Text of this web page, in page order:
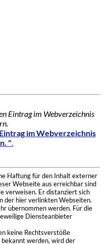
Eintrag im Webverzeichnis
im Webverzeichnis
".
Haftung für den Inhalt externer
Webseite aus erreichbar sind
verweisen. Er distanziert sich
der hier verlinkten Webseiten.
übernommen werden. Für die
Diensteanbieter
keine Rechtsverstöße
werden, wird der